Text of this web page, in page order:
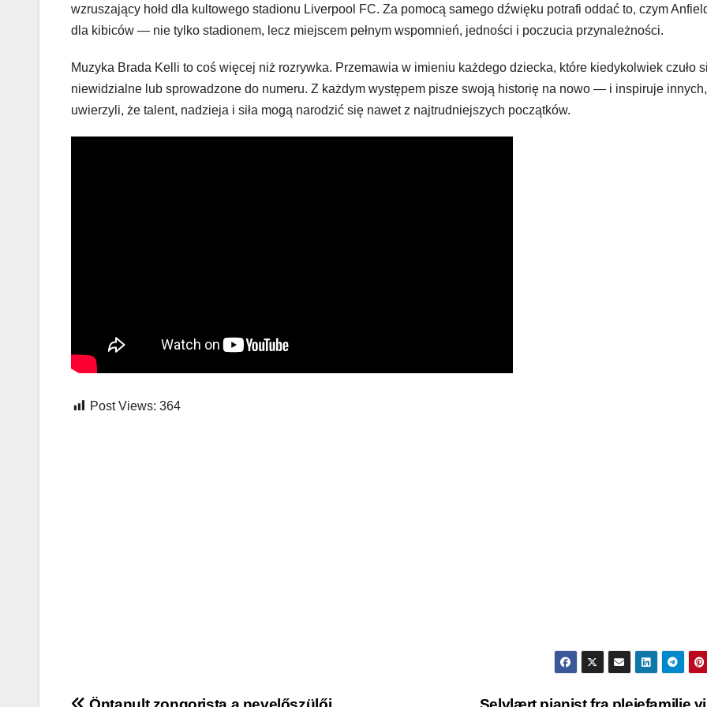
wzruszający hołd dla kultowego stadionu Liverpool FC. Za pomocą samego dźwięku potrafi oddać to, czym
dla kibiców — nie tylko stadionem, lecz miejscem pełnym wspomnień, jedności i poczucia przynależności.
Muzyka Brada Kelli to coś więcej niż rozrywka. Przemawia w imieniu każdego dziecka, które kiedykolwiek czuło
niewidzialne lub sprowadzone do numeru. Z każdym występem pisze swoją historię na nowo — i inspiruje
uwierzyli, że talent, nadzieja i siła mogą narodzić się nawet z najtrudniejszych początków.
Post Views: 364